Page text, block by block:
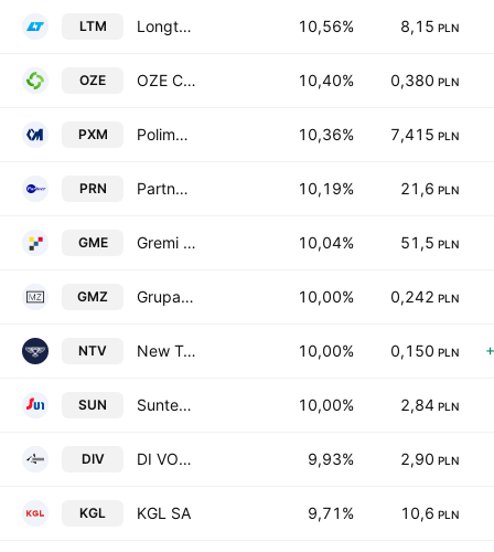
LTM Longterm Games SA 10,56% 8,15 PLN
OZE OZE Capital S.A. 10,40% 0,380 PLN
PXM Polimex - Mostostal SA 10,36% 7,415 PLN
PRN Partner-Nieruchomosci SA 10,19% 21,6 PLN
GME Gremi Media SA 10,04% 51,5 PLN
GMZ Grupa Modne Zakupy S.A. 10,00% 0,242 PLN
NTV New Tech Venture S.A. 10,00% 0,150 PLN
SUN Suntech S.A. 10,00% 2,84 PLN
DIV DI VOLIO S.A. 9,93% 2,90 PLN
KGL KGL SA 9,71% 10,6 PLN